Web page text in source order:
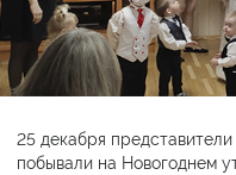
25 декабря
побывали на Новогоднем